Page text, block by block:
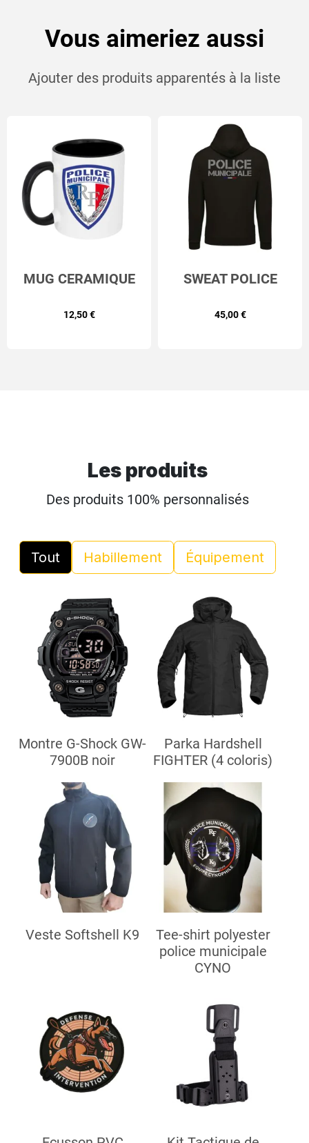
Vous aimeriez aussi
Ajouter des produits apparentés à la liste
MUG CERAMIQUE
POLICE MUNICIPALE
12,50 €
SWEAT POLICE
MUNICIPALE
45,00 €
Les produits
Des produits 100% personnalisés
Tout Habillement Équipement
Montre G-Shock GW-
7900B noir
Parka Hardshell
FIGHTER (4 coloris)
Veste Softshell K9
Tee-shirt polyester
police municipale
CYNO